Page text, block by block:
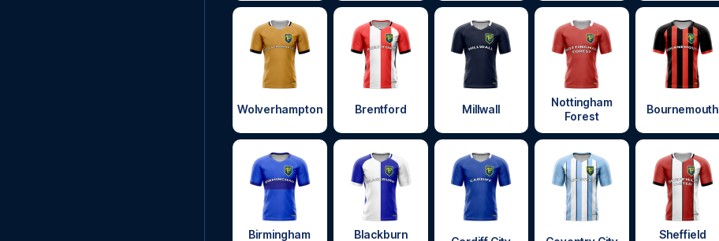
Wolverhampton Brentford Millwall
Nottingham
Forest
Bournemouth
Birmingham
Blackburn
Sheffield